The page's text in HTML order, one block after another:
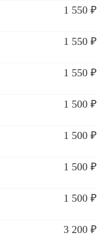
1 550 ₽
1 550 ₽
1 550 ₽
1 500 ₽
1 500 ₽
1 500 ₽
1 500 ₽
3 200 ₽